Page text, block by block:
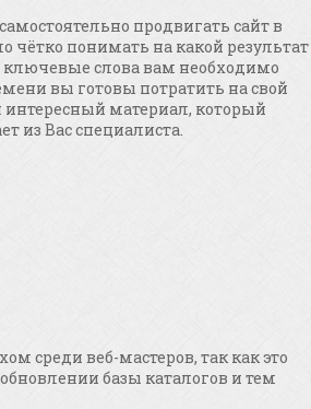
продвигать сайт в
чётко понимать на какой результат
слова вам необходимо
вы готовы потратить на свой
интересный материал, который
из Вас специалиста.
среди веб-мастеров, так как это
базы каталогов и тем